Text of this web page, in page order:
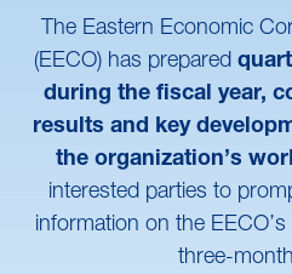
The Eastern Economic
(EECO)​ has prepared
during the fiscal year,
results and key
the organization’s
interested parties to
information on the
three-